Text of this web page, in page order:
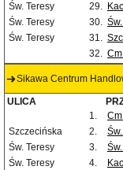
Św. Teresy
29.
Św. Teresy
30.
Św. Teresy
31.
32.
Sikawa Centrum
ULICA
1.
Szczecińska
2.
Św. Teresy
3.
Św. Teresy
4.